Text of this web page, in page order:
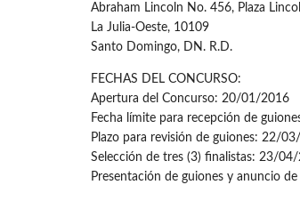
Abraham Lincoln No. 456, Plaza
La Julia-Oeste, 10109
Santo Domingo, DN. R.D.
FECHAS DEL CONCURSO:
Apertura del Concurso: 20/01/2016
Fecha límite para recepción de
Plazo para revisión de guiones: 22/
Selección de tres (3) finalistas: 23/
Presentación de guiones y anuncio